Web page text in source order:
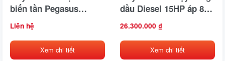
biến tần Pegasus
TMBT-100HP
Liên hệ
Xem chi tiết
dầu Diesel 15HP áp 8
TM-W-1.6/8-330L
26.300.000 ₫
Xem chi tiết